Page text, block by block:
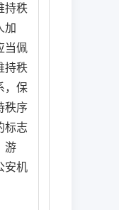
持秩
加
当佩
持秩
，保
秩序
标志
游
安机